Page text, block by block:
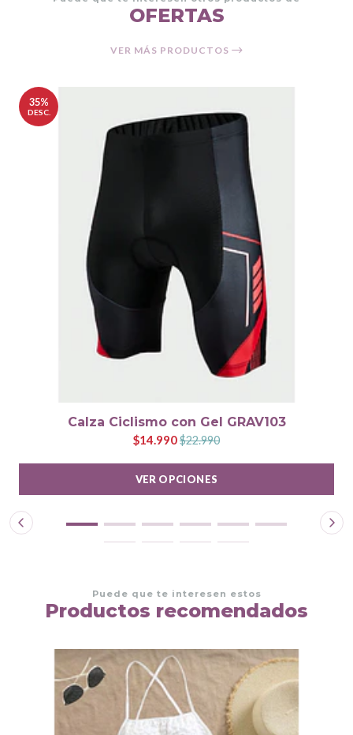
OFERTAS
VER MÁS PRODUCTOS
35%
DESC.
Calza Ciclismo con Gel GRAV103
$14.990$22.990
VER OPCIONES
Puede que te interesen estos
Productos recomendados